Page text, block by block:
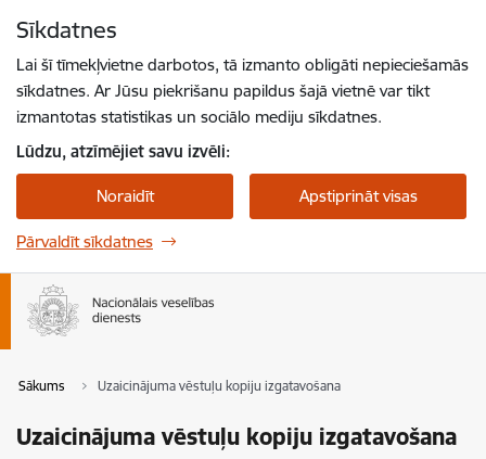
Sīkdatnes
Lai šī tīmekļvietne darbotos, tā izmanto obligāti nepieciešamās
sīkdatnes. Ar Jūsu piekrišanu papildus šajā vietnē var tikt
izmantotas statistikas un sociālo mediju sīkdatnes.
Lūdzu, atzīmējiet savu izvēli:
Noraidīt Apstiprināt visas
Pārvaldīt sīkdatnes
Sākums Uzaicinājuma vēstuļu kopiju izgatavošana
Uzaicinājuma vēstuļu kopiju izgatavošana